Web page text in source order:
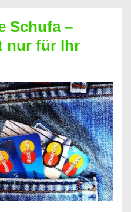
Schufa –
nur für Ihr